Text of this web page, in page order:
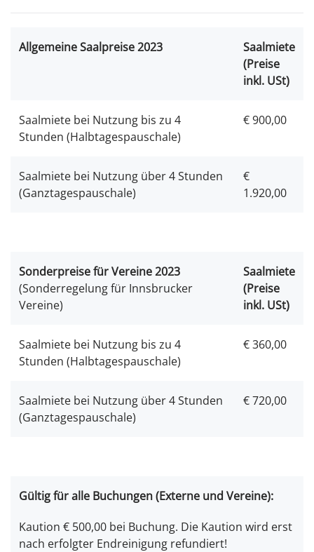
Allgemeine Saalpreise 2023
Saalmiete
(Preise
inkl. USt)
Saalmiete bei Nutzung bis zu 4
Stunden (Halbtagespauschale)
€ 900,00
Saalmiete bei Nutzung über 4 Stunden
(Ganztagespauschale)
€
1.920,00
Sonderpreise für Vereine 2023
(Sonderregelung für Innsbrucker
Vereine)
Saalmiete
(Preise
inkl. USt)
Saalmiete bei Nutzung bis zu 4
Stunden (Halbtagespauschale)
€ 360,00
Saalmiete bei Nutzung über 4 Stunden
(Ganztagespauschale)
€ 720,00
Gültig für alle Buchungen (Externe und Vereine):
Kaution € 500,00 bei Buchung. Die Kaution wird erst
nach erfolgter Endreinigung refundiert!